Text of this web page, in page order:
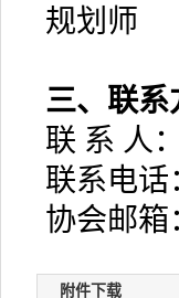
规划师
三、联系
联 系 人
联系电话
协会邮箱
附件下载